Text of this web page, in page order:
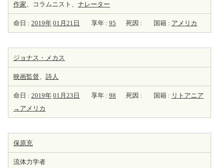
作家、コラムニスト、 ナレーター
命日 : 2019年 01月21日 享年 : 95 死因 : 国籍 : アメリカ
ジョナス・メカス
映画監督、 詩人
命日 : 2019年 01月23日 享年 : 98 死因 : 国籍 : リトアニア
→アメリカ
保原充
流体力学者